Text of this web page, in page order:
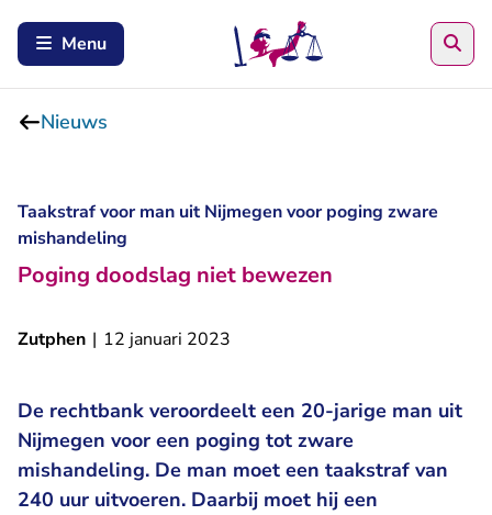
Menu
Nieuws
Taakstraf voor man uit Nijmegen voor poging zware
mishandeling
Poging doodslag niet bewezen
Zutphen | 12 januari 2023
De rechtbank veroordeelt een 20-jarige man uit
Nijmegen voor een poging tot zware
mishandeling. De man moet een taakstraf van
240 uur uitvoeren. Daarbij moet hij een